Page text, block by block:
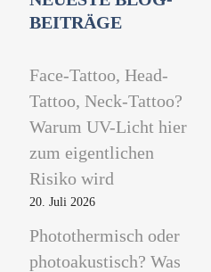
BEITRÄGE
Face-Tattoo, Head-
Tattoo, Neck-Tattoo?
Warum UV-Licht hier
zum eigentlichen
Risiko wird
20. Juli 2026
Photothermisch oder
photoakustisch? Was